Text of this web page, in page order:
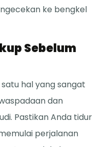
ke bengkel
Sebelum
hal yang sangat
dan
Pastikan Anda tidur
perjalanan